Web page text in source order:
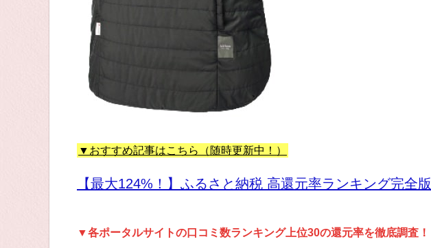
▼おすすめ記事はこちら（随時更新中！）
【最大124%！】ふるさと納税 高還元率ランキング完全版
▼各ポータルサイトの口コミ数ランキング上位30の還元率を徹底調査！